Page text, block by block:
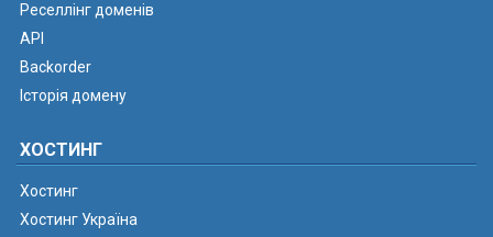
Реселлінг доменів
API
Backorder
Історія домену
ХОСТИНГ
Хостинг
Хостинг Україна